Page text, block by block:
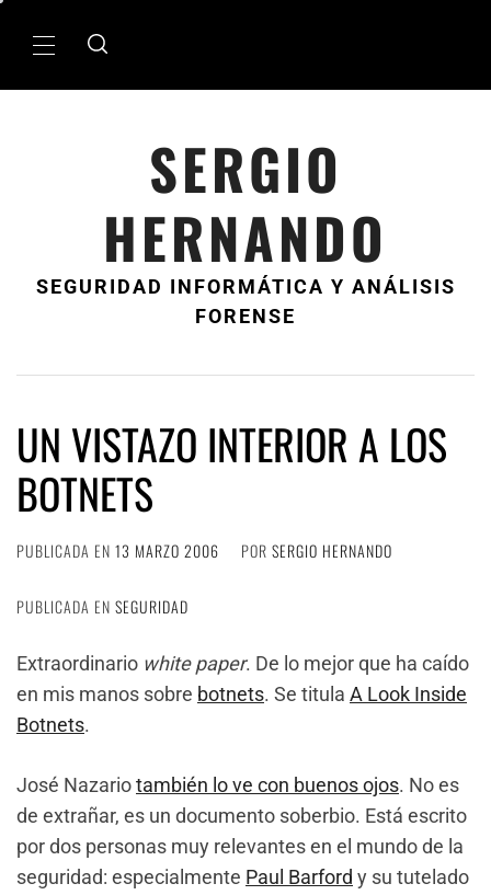
MenÃº
SERGIO
HERNANDO
SEGURIDAD INFORMÁTICA Y ANÁLISIS
FORENSE
UN VISTAZO INTERIOR A LOS
BOTNETS
PUBLICADA EN 13 MARZO 2006 POR SERGIO HERNANDO
PUBLICADA EN SEGURIDAD
Extraordinario white paper. De lo mejor que ha caído
en mis manos sobre botnets. Se titula A Look Inside
Botnets.
José Nazariotambién lo ve con buenos ojos. No es
de extrañar, es un documento soberbio. Está escrito
por dos personas muy relevantes en el mundo de la
seguridad: especialmente Paul Barford y su tutelado